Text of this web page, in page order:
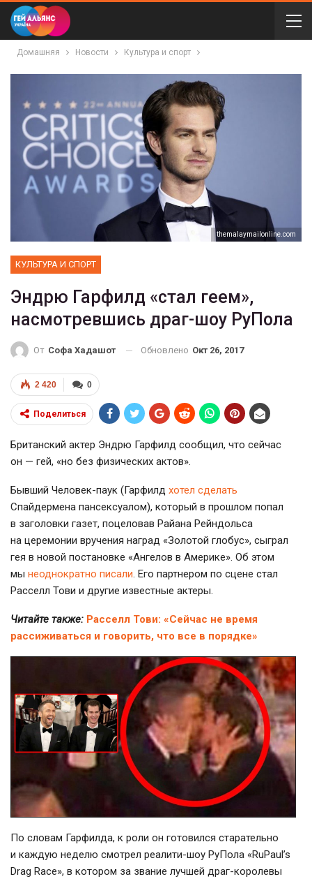
Домашняя Новости Культура и спорт
themalaymailonline.com
КУЛЬТУРА И СПОРТ
Эндрю Гарфилд «стал геем»,
насмотревшись драг-шоу РуПола
От Софа Хадашот Обновлено Окт 26, 2017
0
2 420
Поделиться
Британский актер Эндрю Гарфилд сообщил, что сейчас
он — гей, «но без физических актов».
Бывший Человек-паук (Гарфилд хотел сделать
Спайдермена пансексуалом), который в прошлом попал
в заголовки газет, поцеловав Райана Рейндольса
на церемонии вручения наград «Золотой глобус», сыграл
гея в новой постановке «Ангелов в Америке». Об этом
мы неоднократно писали. Его партнером по сцене стал
Расселл Тови и другие известные актеры.
Читайте также: Расселл Тови: «Сейчас не время
рассиживаться и говорить, что все в порядке»
По словам Гарфилда, к роли он готовился старательно
и каждую неделю смотрел реалити-шоу РуПола «RuPaul’s
Drag Race», в котором за звание лучшей драг-королевы